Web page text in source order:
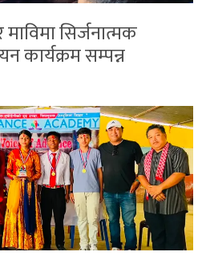
सिर्जनात्मक
कार्यक्रम सम्पन्न